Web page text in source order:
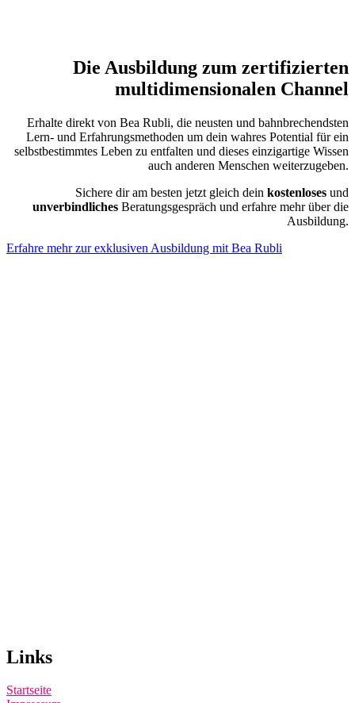
Die Ausbildung zum zertifizierten
multidimensionalen Channel
Erhalte direkt von Bea Rubli, die neusten und bahnbrechendsten
Lern- und Erfahrungsmethoden um dein wahres Potential für ein
selbstbestimmtes Leben zu entfalten und dieses einzigartige Wissen
auch anderen Menschen weiterzugeben.
Sichere dir am besten jetzt gleich dein kostenloses und
unverbindliches Beratungsgespräch und erfahre mehr über die
Ausbildung.
Erfahre mehr zur exklusiven Ausbildung mit Bea Rubli
Links
Startseite